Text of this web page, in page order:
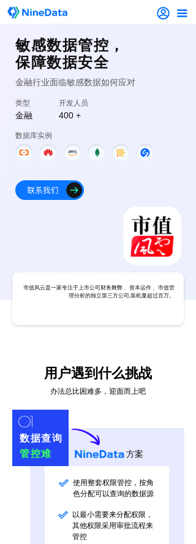
끀
类型 开发人员
金融 400 +
数据库实例
敏感数据管控，
保障数据安全
金融行业面临敏感数据如何应对
用户遇到什么挑战
办法总比困难多，迎面而上吧
使用整套权限管控，按角
色分配可以查询的数据源
以最小需要来分配权限，
其他权限采用审批流程来
管控
方案
数据查询
管控难
市值风云是一家专注于上市公司财务舞弊 、资本运作 、市值管
理分析的独立第三方公司,装机量超过百万。